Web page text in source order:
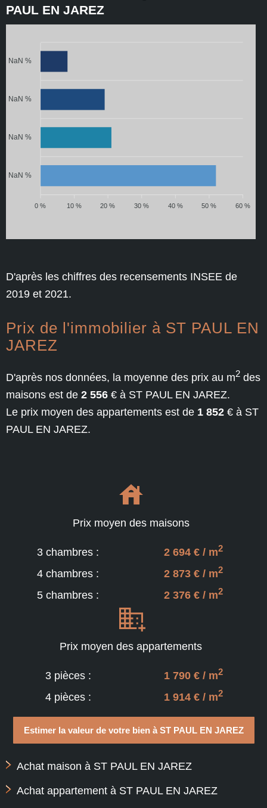
PAUL EN JAREZ
NaN %
NaN %
NaN %
NaN %
60 %
50 %
40 %
30 %
20 %
10 %
0 %
D'après les chiffres des recensements INSEE de
2019 et 2021.
Prix de l'immobilier à ST PAUL EN
JAREZ
D'après nos données, la moyenne des prix au m2 des
maisons est de 2 556 € à ST PAUL EN JAREZ.
Le prix moyen des appartements est de 1 852 € à ST
PAUL EN JAREZ.
Prix moyen des maisons
3 chambres : 2 694 € / m2
4 chambres : 2 873 € / m2
5 chambres : 2 376 € / m2
Prix moyen des appartements
3 pièces : 1 790 € / m2
4 pièces : 1 914 € / m2
Estimer la valeur de votre bien à ST PAUL EN JAREZ
Achat maison à ST PAUL EN JAREZ
Achat appartement à ST PAUL EN JAREZ